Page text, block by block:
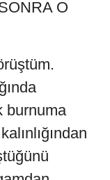
O
burnuma